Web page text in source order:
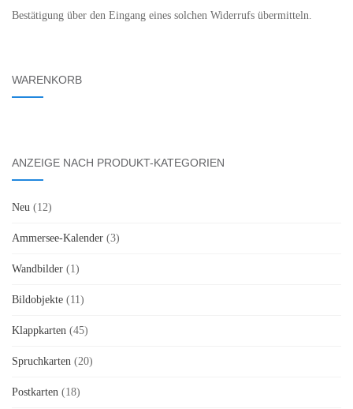
Bestätigung über den Eingang eines solchen Widerrufs übermitteln.
WARENKORB
ANZEIGE NACH PRODUKT-KATEGORIEN
Neu (12)
Ammersee-Kalender (3)
Wandbilder (1)
Bildobjekte (11)
Klappkarten (45)
Spruchkarten (20)
Postkarten (18)